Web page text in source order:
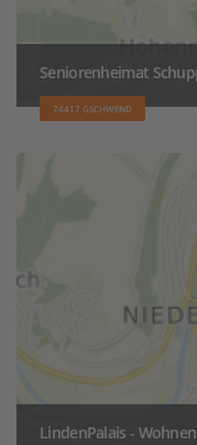
Seniorenheimat
74417 GSCHWEND
LindenPalais -